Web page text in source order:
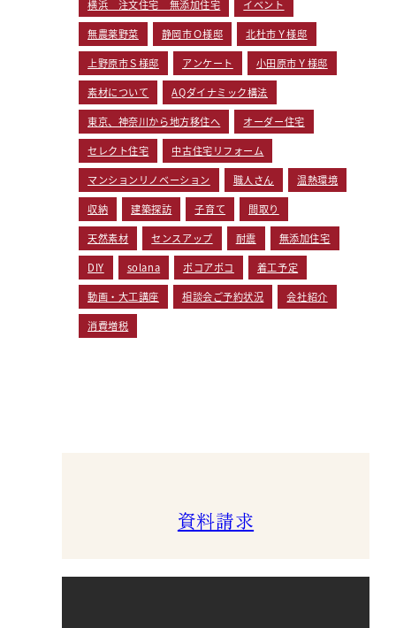
横浜 注文住宅 無添加住宅 イベント
無農薬野菜 静岡市Ｏ様邸 北杜市Ｙ様邸
上野原市Ｓ様邸 アンケート 小田原市Ｙ様邸
素材について AQダイナミック構法
東京、神奈川から地方移住へ オーダー住宅
セレクト住宅 中古住宅リフォーム
マンションリノベーション 職人さん 温熱環境
収納 建築探訪 子育て 間取り
天然素材 センスアップ 耐震 無添加住宅
DIY solana ポコアポコ 着工予定
動画・大工講座 相談会ご予約状況 会社紹介
消費増税
資料請求